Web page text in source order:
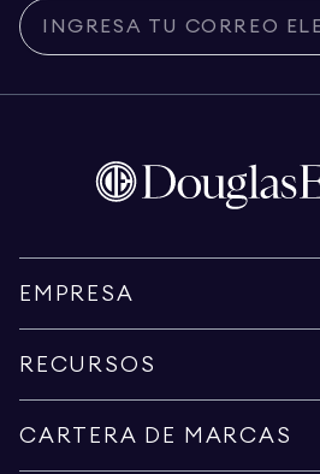
EMPRESA
RECURSOS
CARTERA DE MARCAS